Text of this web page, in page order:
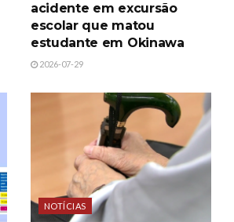
acidente em excursão
escolar que matou
estudante em Okinawa
2026-07-29
NOTÍCIAS